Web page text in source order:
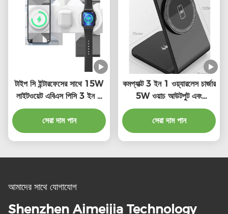
টাইপ সি ইন্টারফেসের সাথে 15W
লাইটওয়েট এবিএস পিসি 3 ইন 1
ওয়্যারলেস চার্জিং ডক
সেরা দাম পান
কমপ্যাক্ট 3 ইন 1 ওয়্যারলেস চার্জার
5W ওয়াচ আউটপুট এবং
5W/7.5W/10W/15W
ওয়্যারলেস আউটপুট
সেরা দাম পান
আমাদের সাথে যোগাযোগ
Shenzhen Aimeijia Technology